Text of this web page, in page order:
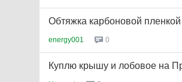
Обтяжка карбоновой пленкой
energy001 0
Куплю крышу и лобовое на